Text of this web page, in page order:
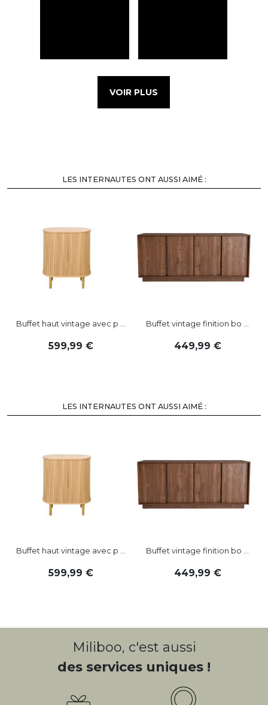
VOIR PLUS
LES INTERNAUTES ONT AUSSI AIMÉ :
Buffet haut vintage avec p ...
599,99
Buffet vintage finition bo ...
449,99
LES INTERNAUTES ONT AUSSI AIMÉ :
Buffet haut vintage avec p ...
599,99
Buffet vintage finition bo ...
449,99
Miliboo, c'est aussi
des services uniques !